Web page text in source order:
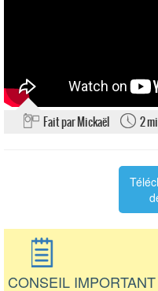
Fait par Mickaël 2
CONSEIL